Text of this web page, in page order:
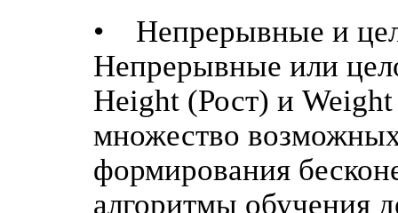
• Непрерывные и
Непрерывные или
Height (Рост) и
множество
формирования
алгоритмы обучения